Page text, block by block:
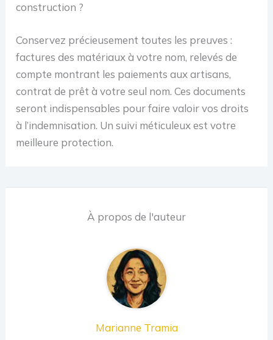
construction ?
Conservez précieusement toutes les preuves :
factures des matériaux à votre nom, relevés de
compte montrant les paiements aux artisans,
contrat de prêt à votre seul nom. Ces documents
seront indispensables pour faire valoir vos droits
à l’indemnisation. Un suivi méticuleux est votre
meilleure protection.
À propos de l'auteur
Marianne Tramia